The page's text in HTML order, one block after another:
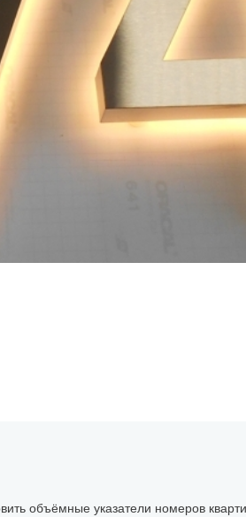
объёмные указатели номеров